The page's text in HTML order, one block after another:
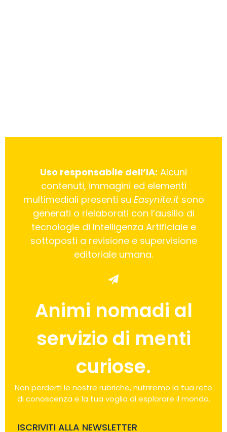
Uso responsabile dell’IA: Alcuni
contenuti, immagini ed elementi
multimediali presenti su Easynite.itsono
generati o rielaborati con l’ausilio di
tecnologie di Intelligenza Artificiale e
sottoposti a revisione e supervisione
editoriale umana.
Animi nomadi al
servizio di menti
curiose.
Non perderti le nostre rubriche, nutriremo la tua rete
di conoscenza e la tua voglia di esplorare il mondo.
ISCRIVITI ALLA NEWSLETTER